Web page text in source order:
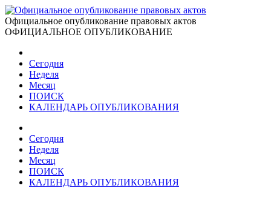
Официальное опубликование правовых актов
ОФИЦИАЛЬНОЕ ОПУБЛИКОВАНИЕ
Сегодня
Неделя
Месяц
ПОИСК
КАЛЕНДАРЬ ОПУБЛИКОВАНИЯ
Сегодня
Неделя
Месяц
ПОИСК
КАЛЕНДАРЬ ОПУБЛИКОВАНИЯ